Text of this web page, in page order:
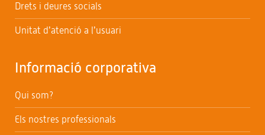
Drets i deures socials
Unitat d’atenció a l’usuari
Informació corporativa
Qui som?
Els nostres professionals